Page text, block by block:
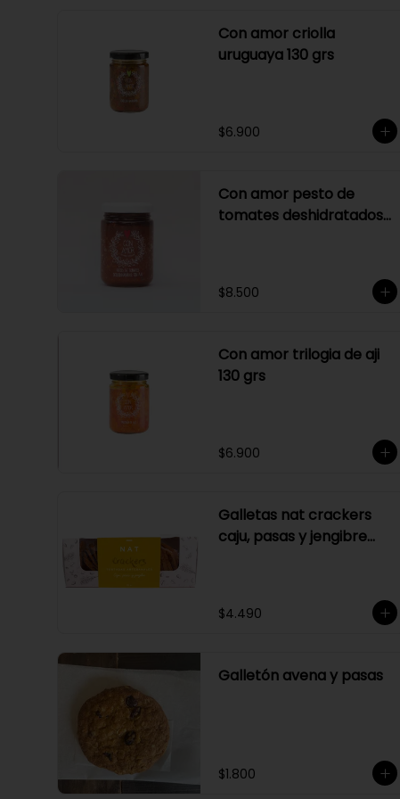
Con amor criolla
uruguaya 130 grs
$6.900
Con amor pesto de
tomates deshidratados
$8.500
Con amor trilogia de aji
130 grs
$6.900
Galletas nat crackers
caju, pasas y jengibre
$4.490
Galletón avena y pasas
$1.800